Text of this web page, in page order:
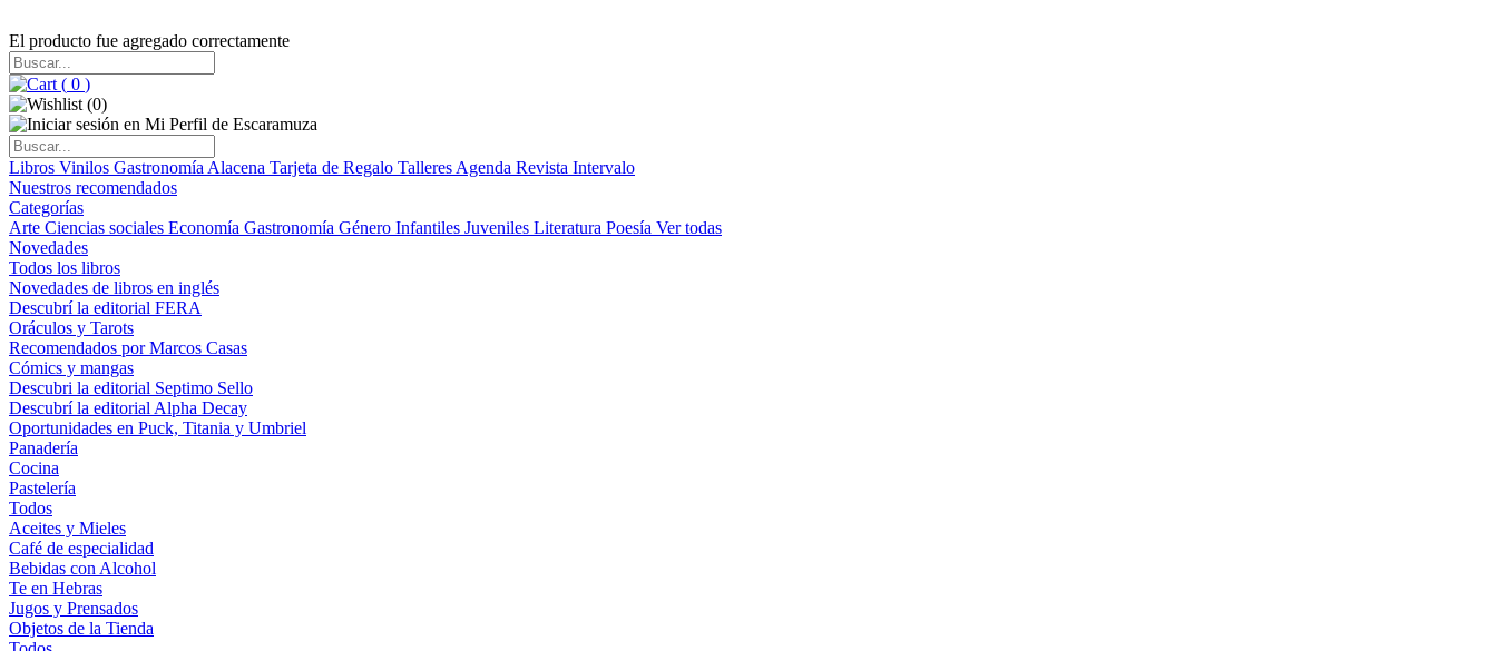
El producto fue agregado correctamente
( 0 )
(0)
Libros Vinilos Gastronomía Alacena Tarjeta de Regalo Talleres Agenda Revista Intervalo
Nuestros recomendados
Categorías
Arte Ciencias sociales Economía Gastronomía Género Infantiles Juveniles Literatura Poesía Ver todas
Novedades
Todos los libros
Novedades de libros en inglés
Descubrí la editorial FERA
Oráculos y Tarots
Recomendados por Marcos Casas
Cómics y mangas
Descubri la editorial Septimo Sello
Descubrí la editorial Alpha Decay
Oportunidades en Puck, Titania y Umbriel
Panadería
Cocina
Pastelería
Todos
Aceites y Mieles
Café de especialidad
Bebidas con Alcohol
Te en Hebras
Jugos y Prensados
Objetos de la Tienda